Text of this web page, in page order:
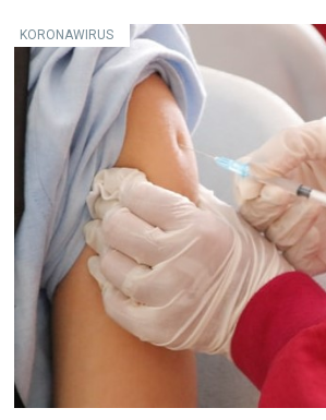
KORONAWIRUS